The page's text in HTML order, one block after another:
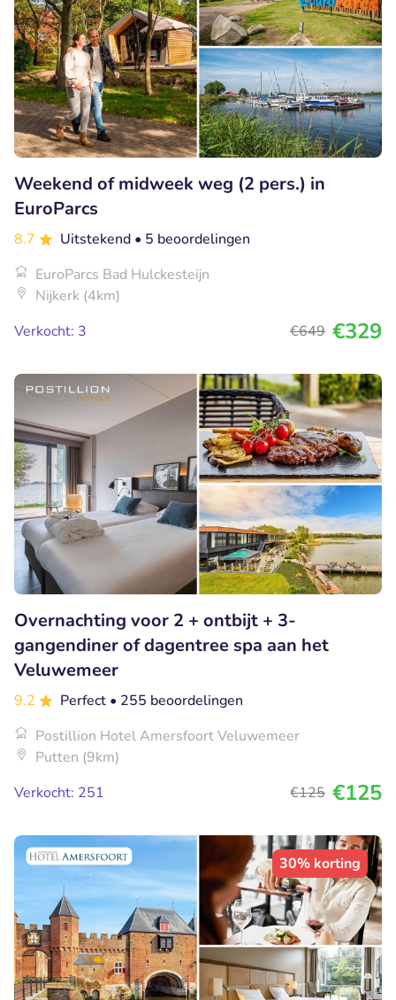
Weekend of midweek weg (2 pers.) in
EuroParcs
8.7 Uitstekend • 5 beoordelingen
EuroParcs Bad Hulckesteijn
Nijkerk (4km)
Verkocht: 3
€649 €329
Overnachting voor 2 + ontbijt + 3-
gangendiner of dagentree spa aan het
Veluwemeer
9.2 Perfect • 255 beoordelingen
Postillion Hotel Amersfoort Veluwemeer
Putten (9km)
Verkocht: 251
€125 €125
30% korting